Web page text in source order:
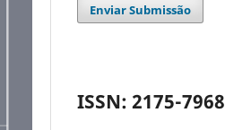
Enviar Submissão
ISSN: 2175-7968